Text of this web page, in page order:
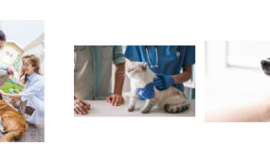
Odontologia
para animais
Odontologia
para animais
de estimação